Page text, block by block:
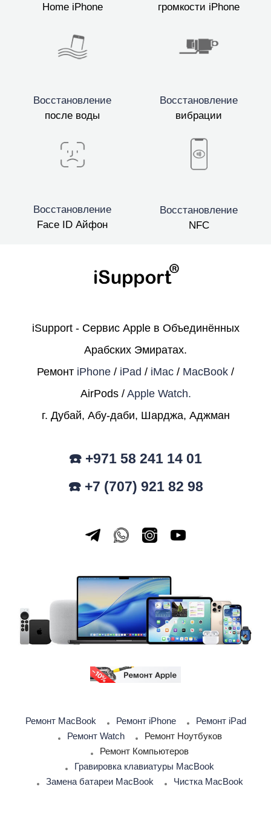
Home iPhone
громкости iPhone
Восстановление
после воды
Восстановление
вибрации
Восстановление
Face ID Айфон
Восстановление
NFC
iSupport - Сервис Apple в Объединённых
Арабских Эмиратах.
Ремонт iPhone / iPad / iMac / MacBook /
AirPods / Apple Watch.
г. Дубай, Абу-даби, Шарджа, Аджман
☎️ +971 58 241 14 01
☎️ +7 (707) 921 82 98
Ремонт MacBook Ремонт iPhone
Ремонт iPad
Ремонт Watch
Ремонт Ноутбуков
Ремонт Компьютеров
Гравировка клавиатуры MacBook
Замена батареи MacBook
Чистка MacBook